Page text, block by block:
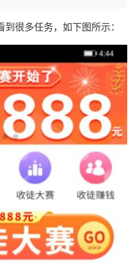
很多任务，如下图所示：